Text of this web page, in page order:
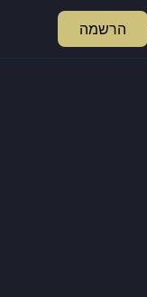
הרשמה